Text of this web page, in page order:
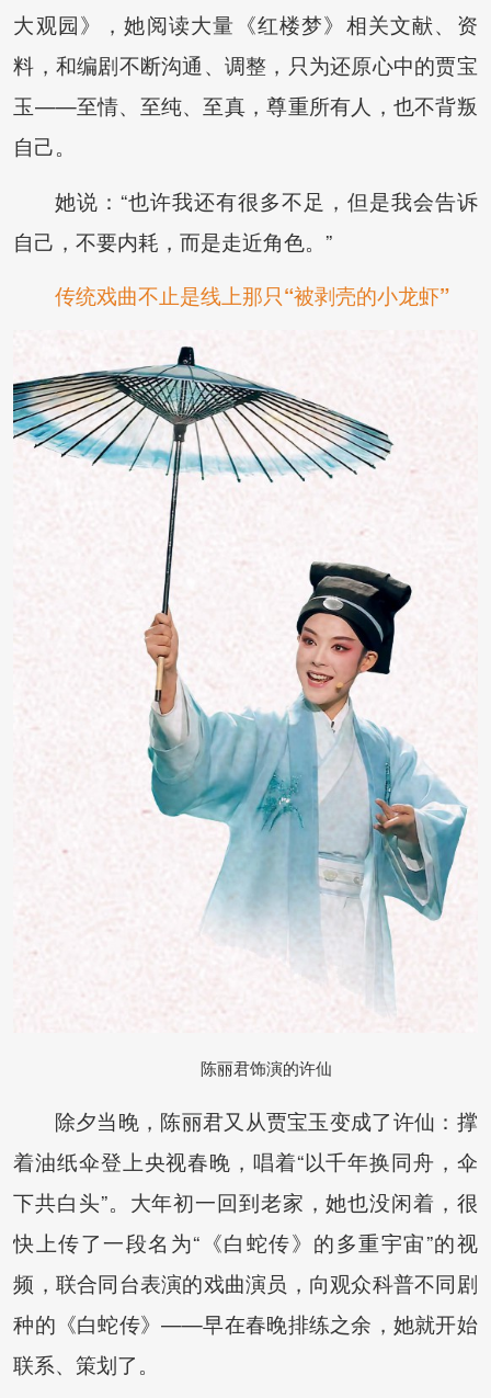
大观园》，她阅读大量《红楼梦》相关文献、资
料，和编剧不断沟通、调整，只为还原心中的贾宝
玉——至情、至纯、至真，尊重所有人，也不背叛
自己。
她说：“也许我还有很多不足，但是我会告诉
自己，不要内耗，而是走近角色。”
传统戏曲不止是线上那只“被剥壳的小龙虾”
陈丽君饰演的许仙
除夕当晚，陈丽君又从贾宝玉变成了许仙：撑
着油纸伞登上央视春晚，唱着“以千年换同舟，伞
下共白头”。大年初一回到老家，她也没闲着，很
快上传了一段名为“《白蛇传》的多重宇宙”的视
频，联合同台表演的戏曲演员，向观众科普不同剧
种的《白蛇传》——早在春晚排练之余，她就开始
联系、策划了。